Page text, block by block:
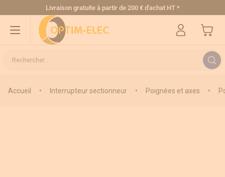
Allez au contenuLivraison gratuite à partir de 200 € d'achat HT *
Mon
Rechercher...
Accueil • Interrupteur sectionneur • Poignées et axes •